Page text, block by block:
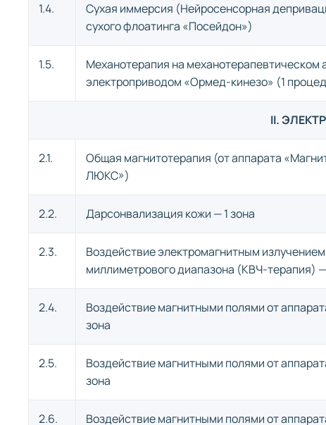
1.4.
Сухая иммерсия (Нейросенсорная
сухого флоатинга «Посейдон»)
1.5.
Механотерапия на механотерапевтическом
электроприводом «Ормед-кинезо» (1
II.
2.1.
Общая магнитотерапия (от аппарата
ЛЮКС»)
2.2. Дарсонвализация кожи — 1 зона
2.3.
Воздействие электромагнитным излучением
миллиметрового диапазона (КВЧ-терапия) —
2.4.
Воздействие магнитными полями от
зона
2.5.
Воздействие магнитными полями от
зона
2.6.
Воздействие магнитными полями от